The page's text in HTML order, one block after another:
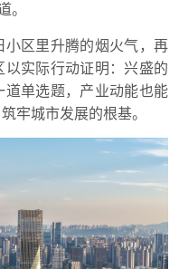
。
小区里升腾的烟火气，再
实际行动证明：兴盛的
道单选题，产业动能也能
牢城市发展的根基。